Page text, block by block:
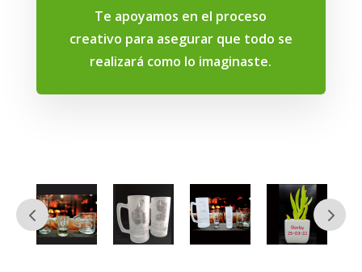
Te apoyamos en el proceso
creativo para asegurar que todo se
realizará como lo imaginaste.